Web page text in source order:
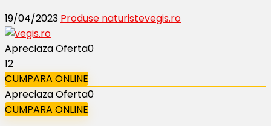
19/04/2023 Produse naturistevegis.ro
Apreciaza Oferta0
12
CUMPARA ONLINE
Apreciaza Oferta0
CUMPARA ONLINE